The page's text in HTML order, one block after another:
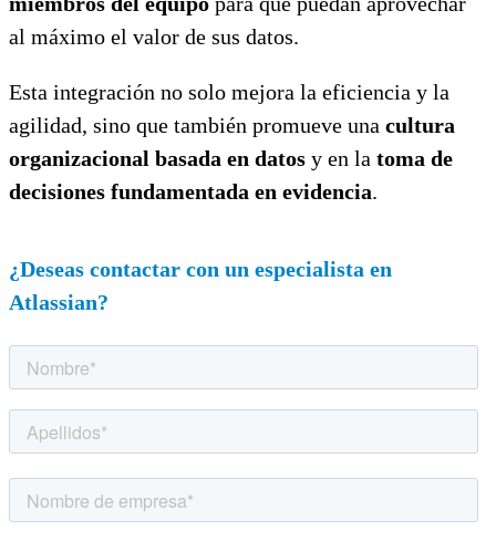
al máximo el valor de sus datos.
Esta integración no solo mejora la eficiencia y la
agilidad, sino que también promueve una cultura
organizacional basada en datos y en la toma de
decisiones fundamentada en evidencia.
¿Deseas contactar con un especialista en
Atlassian?